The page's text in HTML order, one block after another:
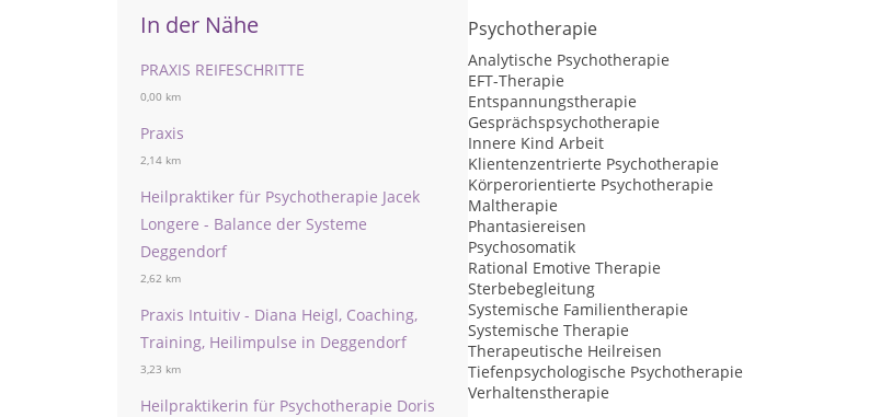
In der Nähe
PRAXIS REIFESCHRITTE
0,00 km
Praxis
2,14 km
Heilpraktiker für Psychotherapie Jacek
Longere - Balance der Systeme
Deggendorf
2,62 km
Praxis Intuitiv - Diana Heigl, Coaching,
Training, Heilimpulse in Deggendorf
3,23 km
Heilpraktikerin für Psychotherapie Doris
Psychotherapie
Analytische Psychotherapie
EFT-Therapie
Entspannungstherapie
Gesprächspsychotherapie
Innere Kind Arbeit
Klientenzentrierte Psychotherapie
Körperorientierte Psychotherapie
Maltherapie
Phantasiereisen
Psychosomatik
Rational Emotive Therapie
Sterbebegleitung
Systemische Familientherapie
Systemische Therapie
Therapeutische Heilreisen
Tiefenpsychologische Psychotherapie
Verhaltenstherapie